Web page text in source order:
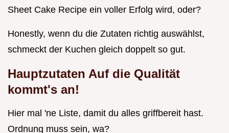
Sheet Cake Recipe ein voller Erfolg wird, oder?
Honestly, wenn du die Zutaten richtig auswählst,
schmeckt der Kuchen gleich doppelt so gut.
Hauptzutaten Auf die Qualität
kommt's an!
Hier mal 'ne Liste, damit du alles griffbereit hast.
Ordnung muss sein, wa?